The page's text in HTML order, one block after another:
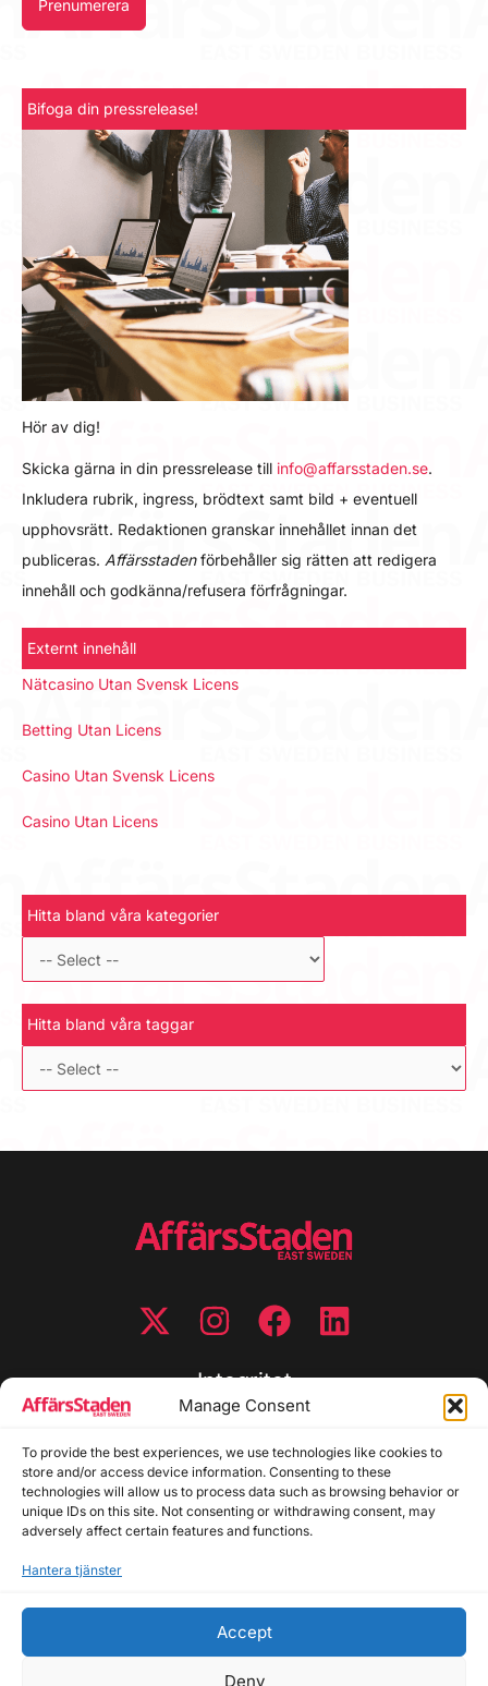
Manage Consent
To provide the best experiences, we use technologies like cookies to
store and/or access device information. Consenting to these
technologies will allow us to process data such as browsing behavior or
unique IDs on this site. Not consenting or withdrawing consent, may
adversely affect certain features and functions.
Hantera tjänster
Accept
Deny
Prenumerera
Bifoga din pressrelease!
Hör av dig!
Skicka gärna in din pressrelease till info@affarsstaden.se.
Inkludera rubrik, ingress, brödtext samt bild + eventuell
upphovsrätt. Redaktionen granskar innehållet innan det
publiceras. Affärsstadenförbehåller sig rätten att redigera
innehåll och godkänna/refusera förfrågningar.
Externt innehåll
Nätcasino Utan Svensk Licens
Betting Utan Licens
Casino Utan Svensk Licens
Casino Utan Licens
Hitta bland våra kategorier
Hitta bland våra taggar
Integritet
Cookiepolicy
Disclaimer
Redaktionell policy
Utgivarinformation
Allmänna frågor: info@affarsstaden.se | Tipsa